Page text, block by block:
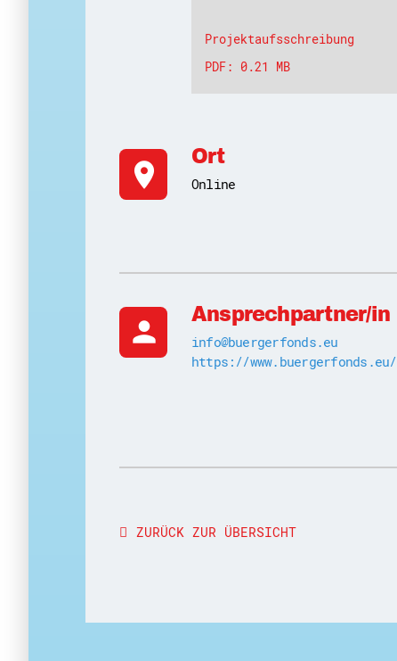
Projektaufsschreibung
PDF: 0.21 MB
location_on
Ort
Online
person
Ansprechpartner/in
info@buergerfonds.eu
https://www.buergerfonds.eu/
ZURÜCK ZUR ÜBERSICHT